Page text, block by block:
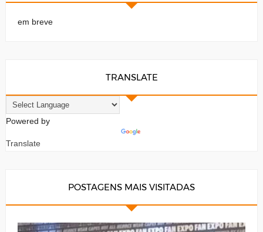
em breve
TRANSLATE
Powered by
Translate
POSTAGENS MAIS VISITADAS